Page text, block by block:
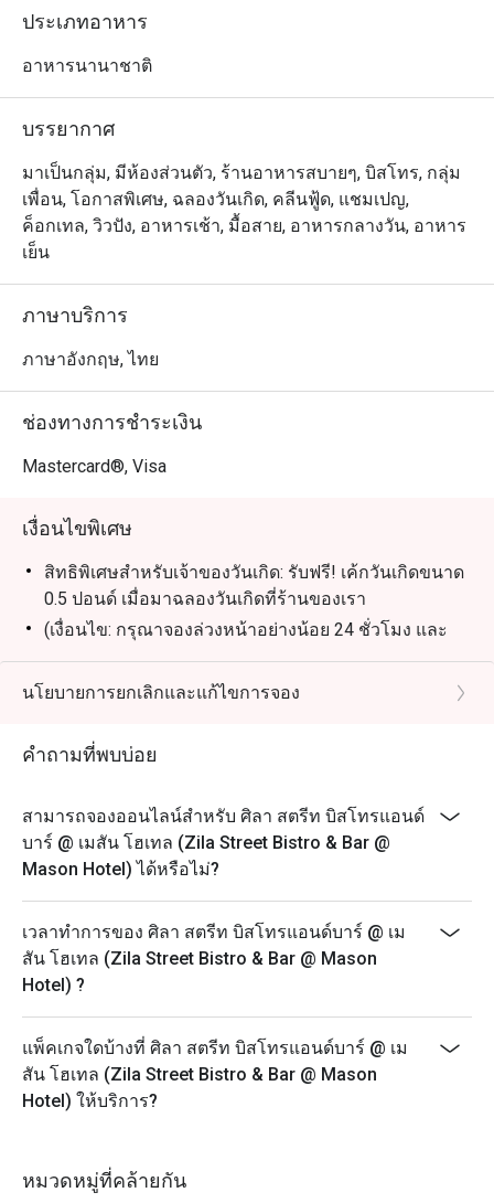
ตกแต่งมาอย่างสวยงามนำสมัย ลูกค้าสามารถเลือกนั่งได้ทั้ง
นอกจากจะสดชื่นด้วยลมทะเลแล้วยังสามารถมองเห็นวิวพา
จานอร่อยที่มีเอกลักษณ์ไม่ซ้ำใคร นอกจากนี้ทางร้านยังมี
บริการอาหารเช้าเพื่อสุขภาพมานำเสนอให้เลือกทานกันได้
ทุกวัน
ประเภทอาหาร
อาหารนานาชาติ
บรรยากาศ
มาเป็นกลุ่ม, มีห้องส่วนตัว, ร้านอาหารสบายๆ, บิสโทร, กลุ่ม
เพื่อน, โอกาสพิเศษ, ฉลองวันเกิด, คลีนฟู้ด, แชมเปญ,
ค็อกเทล, วิวปัง, อาหารเช้า, มื้อสาย, อาหารกลางวัน, อาหาร
เย็น
ภาษาบริการ
ภาษาอังกฤษ, ไทย
ช่องทางการชำระเงิน
Mastercard®, Visa
เงื่อนไขพิเศษ
สิทธิพิเศษสำหรับเจ้าของวันเกิด: รับฟรี! เค้กวันเกิดขนาด
0.5 ปอนด์ เมื่อมาฉลองวันเกิดที่ร้านของเรา
(เงื่อนไข: กรุณาจองล่วงหน้าอย่างน้อย 24 ชั่วโมง และ
ระบุข้อความ "ฉลองวันเกิด" ในรายละเอียดการจอง)
นโยบายการยกเลิกและแก้ไขการจอง
คำถามที่พบบ่อย
สามารถจองออนไลน์สำหรับ ศิลา สตรีท บิสโทรแอนด์
บาร์ @ เมสัน โฮเทล (Zila Street Bistro & Bar @
Mason Hotel) ได้หรือไม่?
เวลาทำการของ ศิลา สตรีท บิสโทรแอนด์บาร์ @ เม
สัน โฮเทล (Zila Street Bistro & Bar @ Mason
Hotel) ?
แพ็คเกจใดบ้างที่ ศิลา สตรีท บิสโทรแอนด์บาร์ @ เม
สัน โฮเทล (Zila Street Bistro & Bar @ Mason
Hotel) ให้บริการ?
หมวดหมู่ที่คล้ายกัน